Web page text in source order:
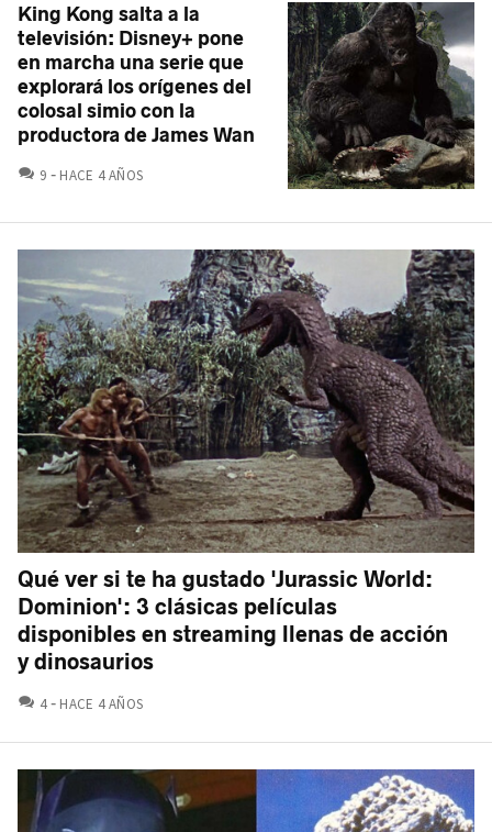
King Kong salta a la
televisión: Disney+ pone
en marcha una serie que
explorará los orígenes del
colosal simio con la
productora de James Wan
9 COMENTARIOS
HACE 4 AÑOS
Qué ver si te ha gustado 'Jurassic World:
Dominion': 3 clásicas películas
disponibles en streaming llenas de acción
y dinosaurios
4 COMENTARIOS
HACE 4 AÑOS